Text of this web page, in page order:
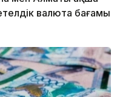
валюта бағамы